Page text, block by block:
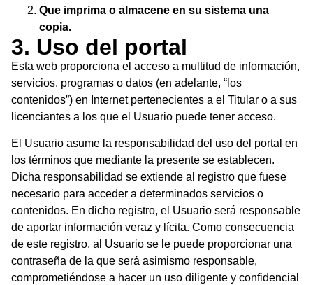
Que imprima o almacene en su sistema una
copia.
3. Uso del portal
Esta web proporciona el acceso a multitud de información,
servicios, programas o datos (en adelante, “los
contenidos”) en Internet pertenecientes a el Titular o a sus
licenciantes a los que el Usuario puede tener acceso.
El Usuario asume la responsabilidad del uso del portal en
los términos que mediante la presente se establecen.
Dicha responsabilidad se extiende al registro que fuese
necesario para acceder a determinados servicios o
contenidos. En dicho registro, el Usuario será responsable
de aportar información veraz y lícita. Como consecuencia
de este registro, al Usuario se le puede proporcionar una
contraseña de la que será asimismo responsable,
comprometiéndose a hacer un uso diligente y confidencial